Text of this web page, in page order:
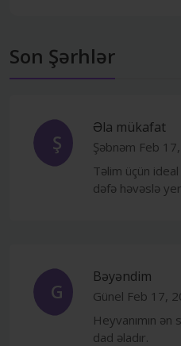
Son Şərhlər
Ş
Əla mükafat
Şəbnəm Feb
Təlim üçün
dəfə həvəslə
G
Bəyəndim
Günel Feb 17,
Heyvanımın
dad əladır.